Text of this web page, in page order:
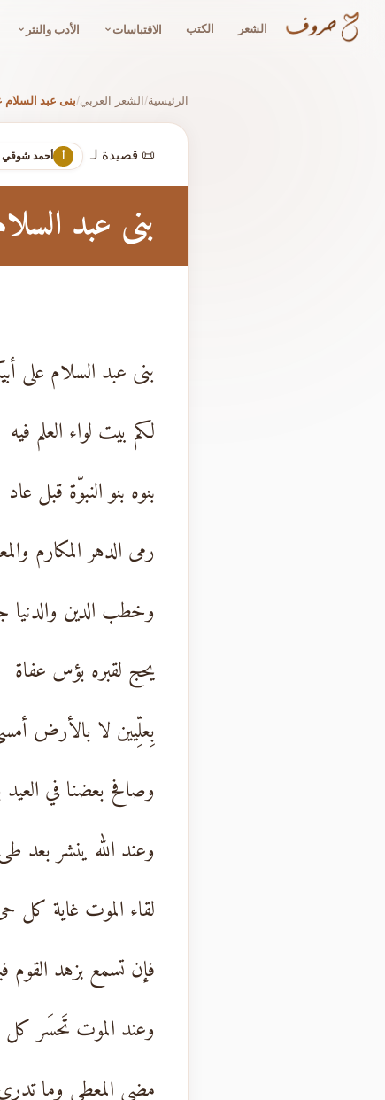
الشعر الكتب الاقتباسات الأدب والنثر
الرئيسية/الشعر العربي/بنى عبد السلام
📜 قصيدة لـ أ أحمد شوقي
بنى عبد
بنى عبد السلام على
لكم بيت لواء العلم فيه
بنوه بنو النبوّة قبل عاد
رمى الدهر المكارم
وخطب الدين والدنيا
يحج لقبره بؤس عفاة
بِعلِّيين لا بالأرض
وصافح بعضنا في
وعند الله ينشر بعد
لقاء الموت غاية كل
فإن تسمع بزهد القوم
وعند الموت تَحسَر
مضى المعطى وما